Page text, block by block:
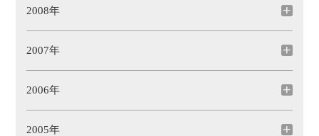
2008年
2007年
2006年
2005年